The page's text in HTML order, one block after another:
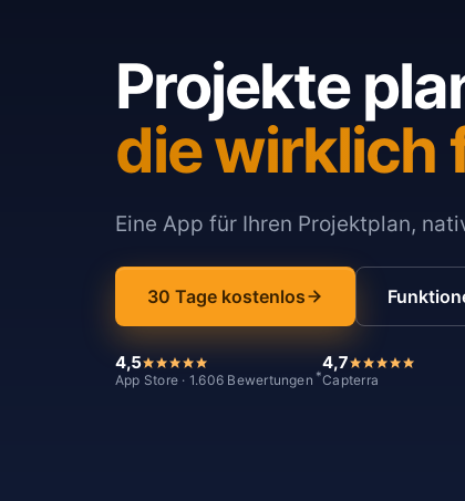
Projekte
die wirklich
Eine App für Ihren Projektplan,
30 Tage kostenlos
4,5
App Store · 1.606 Bewertungen *
4,7
Capterra